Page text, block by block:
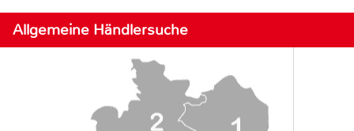
Allgemeine Händlersuche